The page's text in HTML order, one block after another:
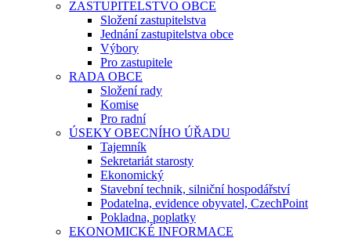
ZASTUPITELSTVO OBCE
Složení zastupitelstva
Jednání zastupitelstva obce
Výbory
Pro zastupitele
RADA OBCE
Složení rady
Komise
Pro radní
ÚSEKY OBECNÍHO ÚŘADU
Tajemník
Sekretariát starosty
Ekonomický
Stavební technik, silniční hospodářství
Podatelna, evidence obyvatel, CzechPoint
Pokladna, poplatky
EKONOMICKÉ INFORMACE